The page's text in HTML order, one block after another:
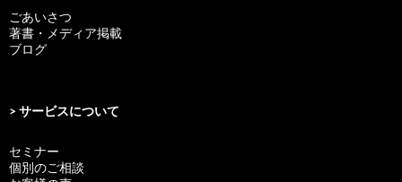
ごあいさつ
著書・メディア掲載
ブログ
> サービスについて
セミナー
個別のご相談